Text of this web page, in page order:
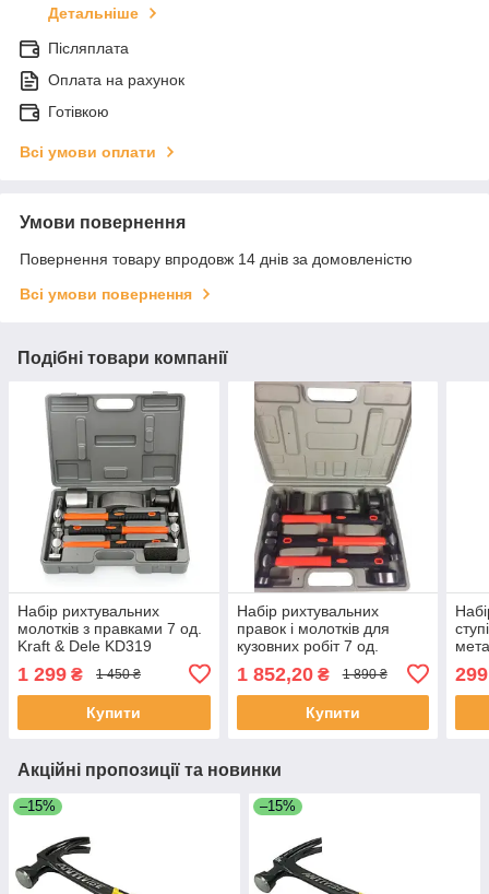
Детальніше
Післяплата
Оплата на рахунок
Готівкою
Всі умови оплати
Умови повернення
Повернення товару впродовж 14 днів за домовленістю
Всі умови повернення
Подібні товари компанії
Набір рихтувальних
молотків з правками 7 од.
Kraft & Dele KD319
1 299 ₴ 1 450 ₴
Купити
Набір рихтувальних
правок і молотків для
кузовних робіт 7 од.
1 852,20₴ 1 890 ₴
Купити
299
Акційні пропозиції та новинки
–15% –15%